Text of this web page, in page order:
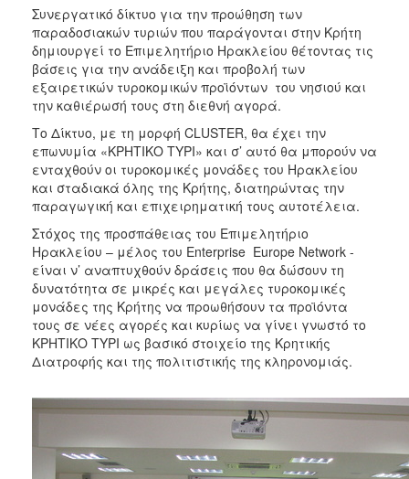
2015
2012
2011
ΔΗΜΟΣ
ΠΟΛΙΤΙΣΜΟΣ
ΑΝΘΕΚΤΙΚΗ
ΠΟΛΗ
Συνεργατικό δίκτυο για την προώθηση των
παραδοσιακών τυριών που παράγονται στην Κρήτη
δημιουργεί το Επιμελητήριο Ηρακλείου θέτοντας τις
βάσεις για την ανάδειξη και προβολή των
εξαιρετικών τυροκομικών προϊόντων του νησιού και
την καθιέρωσή τους στη διεθνή αγορά.
Το Δίκτυο, με τη μορφή CLUSTER, θα έχει την
επωνυμία «ΚΡΗΤΙΚΟ ΤΥΡΙ» και σ’ αυτό θα μπορούν να
ενταχθούν οι τυροκομικές μονάδες του Ηρακλείου
και σταδιακά όλης της Κρήτης, διατηρώντας την
παραγωγική και επιχειρηματική τους αυτοτέλεια.
Στόχος της προσπάθειας του Επιμελητήριο
Ηρακλείου – μέλος του Enterprise Europe Network -
είναι ν’ αναπτυχθούν δράσεις που θα δώσουν τη
δυνατότητα σε μικρές και μεγάλες τυροκομικές
μονάδες της Κρήτης να προωθήσουν τα προϊόντα
τους σε νέες αγορές και κυρίως να γίνει γνωστό το
ΚΡΗΤΙΚΟ ΤΥΡΙ ως βασικό στοιχείο της Κρητικής
Διατροφής και της πολιτιστικής της κληρονομιάς.